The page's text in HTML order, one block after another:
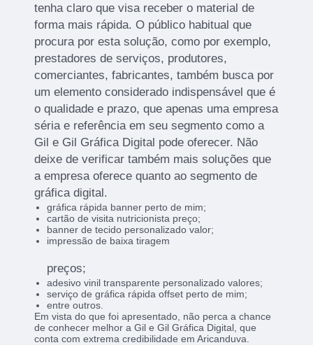
tenha claro que visa receber o material de
forma mais rápida. O público habitual que
procura por esta solução, como por exemplo,
prestadores de serviços, produtores,
comerciantes, fabricantes, também busca por
um elemento considerado indispensável que é
o qualidade e prazo, que apenas uma empresa
séria e referência em seu segmento como a
Gil e Gil Gráfica Digital pode oferecer. Não
deixe de verificar também mais soluções que
a empresa oferece quanto ao segmento de
gráfica digital.
gráfica rápida banner perto de mim;
cartão de visita nutricionista preço;
banner de tecido personalizado valor;
impressão de baixa tiragem
preços;
adesivo vinil transparente personalizado valores;
serviço de gráfica rápida offset perto de mim;
entre outros.
Em vista do que foi apresentado, não perca a chance
de conhecer melhor a Gil e Gil Gráfica Digital, que
conta com extrema credibilidade em Aricanduva.